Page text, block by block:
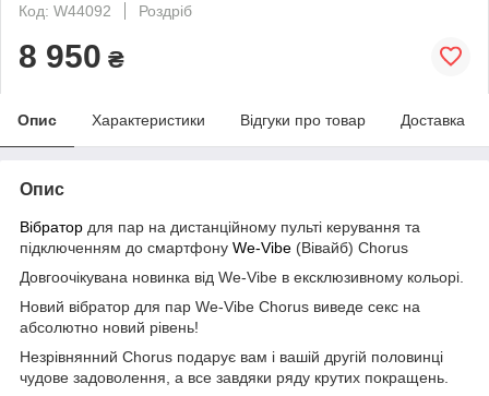
Код: W44092
Роздріб
8 950 ₴
Опис Характеристики Відгуки про товар Доставка
Опис
Вібратор для пар на дистанційному пульті керування та
підключенням до смартфону We-Vibe (Вівайб) Chorus
Довгоочікувана новинка від We-Vibe в ексклюзивному кольорі.
Новий вібратор для пар We-Vibe Chorus виведе секс на
абсолютно новий рівень!
Незрівнянний Chorus подарує вам і вашій другій половинці
чудове задоволення, а все завдяки ряду крутих покращень.